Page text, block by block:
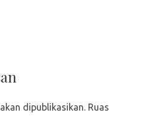
dipublikasikan. Ruas